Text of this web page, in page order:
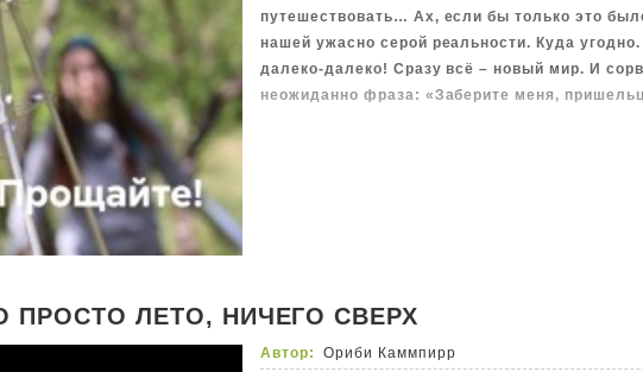
путешествовать… Ах, если бы только это
нашей ужасно серой реальности. Куда
далеко-далеко! Сразу всё – новый мир. И
неожиданно фраза: «Заберите меня,
ПРОСТО ЛЕТО, НИЧЕГО СВЕРХ
Автор: Ориби Каммпирр